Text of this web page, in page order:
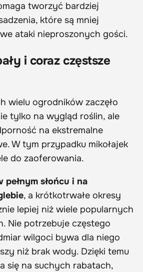
tworzyć bardziej
które są mniej
ataki nieproszonych gości.
i coraz częstsze
wielu ogrodników zaczęło
tylko na wygląd roślin, ale
na ekstremalne
W tym przypadku mikołajek
do zaoferowania.
słońcu i na
, a krótkotrwałe okresy
lepiej niż wiele popularnych
Nie potrzebuje częstego
wilgoci bywa dla niego
niż brak wody. Dzięki temu
się na suchych rabatach,